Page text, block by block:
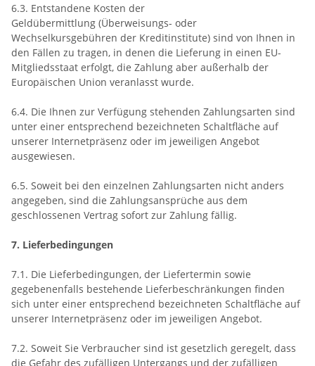
6.3. Entstandene Kosten der
Geldübermittlung (Überweisungs- oder
Wechselkursgebühren der Kreditinstitute) sind von Ihnen in
den Fällen zu tragen, in denen die Lieferung in einen EU-
Mitgliedsstaat erfolgt, die Zahlung aber außerhalb der
Europäischen Union veranlasst wurde.
6.4. Die Ihnen zur Verfügung stehenden Zahlungsarten sind
unter einer entsprechend bezeichneten Schaltfläche auf
unserer Internetpräsenz oder im jeweiligen Angebot
ausgewiesen.
6.5. Soweit bei den einzelnen Zahlungsarten nicht anders
angegeben, sind die Zahlungsansprüche aus dem
geschlossenen Vertrag sofort zur Zahlung fällig.
7. Lieferbedingungen
7.1. Die Lieferbedingungen, der Liefertermin sowie
gegebenenfalls bestehende Lieferbeschränkungen finden
sich unter einer entsprechend bezeichneten Schaltfläche auf
unserer Internetpräsenz oder im jeweiligen Angebot.
7.2. Soweit Sie Verbraucher sind ist gesetzlich geregelt, dass
die Gefahr des zufälligen Untergangs und der zufälligen